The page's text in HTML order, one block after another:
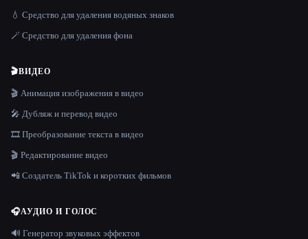
💧 Средство для удаления водяных знаков
🪄 Средство для удаления фона
🎬ВИДЕО
🎬 Анимация изображения в видео
🎤 Дубляж и перевод видео
🎞️ Преобразование текста в видео
🎬 Редактирование видео
📲 Создатель TikTok и коротких фильмов
🎧АУДИО И ГОЛОС
🔊 Генератор звуковых эффектов